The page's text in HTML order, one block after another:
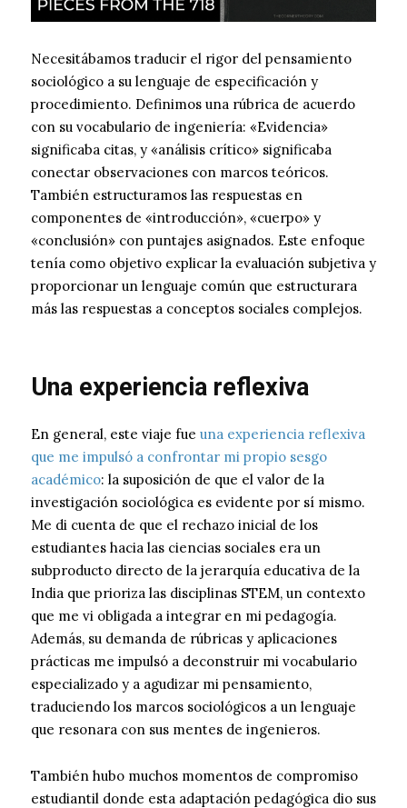
Necesitábamos traducir el rigor del pensamiento
sociológico a su lenguaje de especificación y
procedimiento. Definimos una rúbrica de acuerdo
con su vocabulario de ingeniería: «Evidencia»
significaba citas, y «análisis crítico» significaba
conectar observaciones con marcos teóricos.
También estructuramos las respuestas en
componentes de «introducción», «cuerpo» y
«conclusión» con puntajes asignados. Este enfoque
tenía como objetivo explicar la evaluación subjetiva y
proporcionar un lenguaje común que estructurara
más las respuestas a conceptos sociales complejos.
Una experiencia reflexiva
En general, este viaje fue una experiencia reflexiva
que me impulsó a confrontar mi propio sesgo
académico: la suposición de que el valor de la
investigación sociológica es evidente por sí mismo.
Me di cuenta de que el rechazo inicial de los
estudiantes hacia las ciencias sociales era un
subproducto directo de la jerarquía educativa de la
India que prioriza las disciplinas STEM, un contexto
que me vi obligada a integrar en mi pedagogía.
Además, su demanda de rúbricas y aplicaciones
prácticas me impulsó a deconstruir mi vocabulario
especializado y a agudizar mi pensamiento,
traduciendo los marcos sociológicos a un lenguaje
que resonara con sus mentes de ingenieros.
También hubo muchos momentos de compromiso
estudiantil donde esta adaptación pedagógica dio sus